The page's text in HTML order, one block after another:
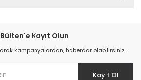
Kayıt Olun
kampanyalardan, haberdar olabilirsiniz.
Kayıt Ol